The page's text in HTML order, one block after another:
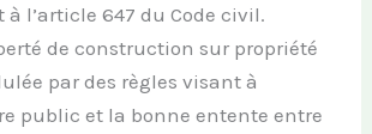
l’article 647 du Code civil.
de construction sur propriété
par des règles visant à
public et la bonne entente entre